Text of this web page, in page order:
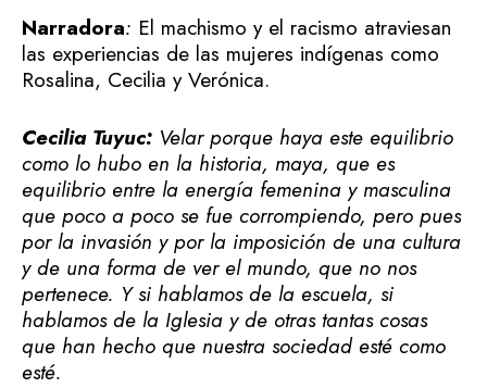
Narradora: El machismo y el racismo atraviesan
las experiencias de las mujeres indígenas como
Rosalina, Cecilia y Verónica.
Cecilia Tuyuc: Velar porque haya este equilibrio
como lo hubo en la historia, maya, que es
equilibrio entre la energía femenina y masculina
que poco a poco se fue corrompiendo, pero pues
por la invasión y por la imposición de una cultura
y de una forma de ver el mundo, que no nos
pertenece. Y si hablamos de la escuela, si
hablamos de la Iglesia y de otras tantas cosas
que han hecho que nuestra sociedad esté como
esté.